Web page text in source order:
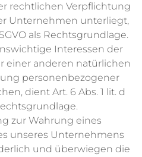
rechtlichen Verpflichtung
Unternehmen unterliegt,
als Rechtsgrundlage.
Interessen der
einer anderen natürlichen
personenbezogener
dient Art. 6 Abs. 1 lit. d
zur Wahrung eines
unseres Unternehmens
und überwiegen die